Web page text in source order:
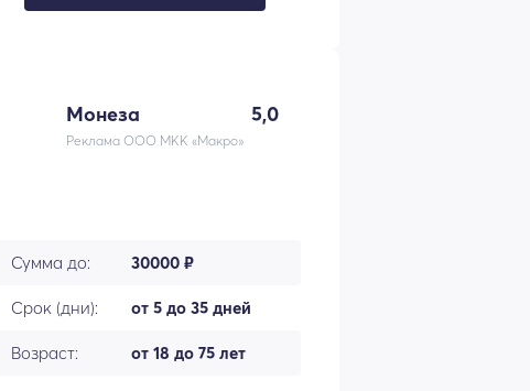
Монеза 5,0
Реклама ООО МКК «Макро»
Сумма до: 30000 ₽
Срок (дни): от 5 до 35 дней
Возраст: от 18 до 75 лет